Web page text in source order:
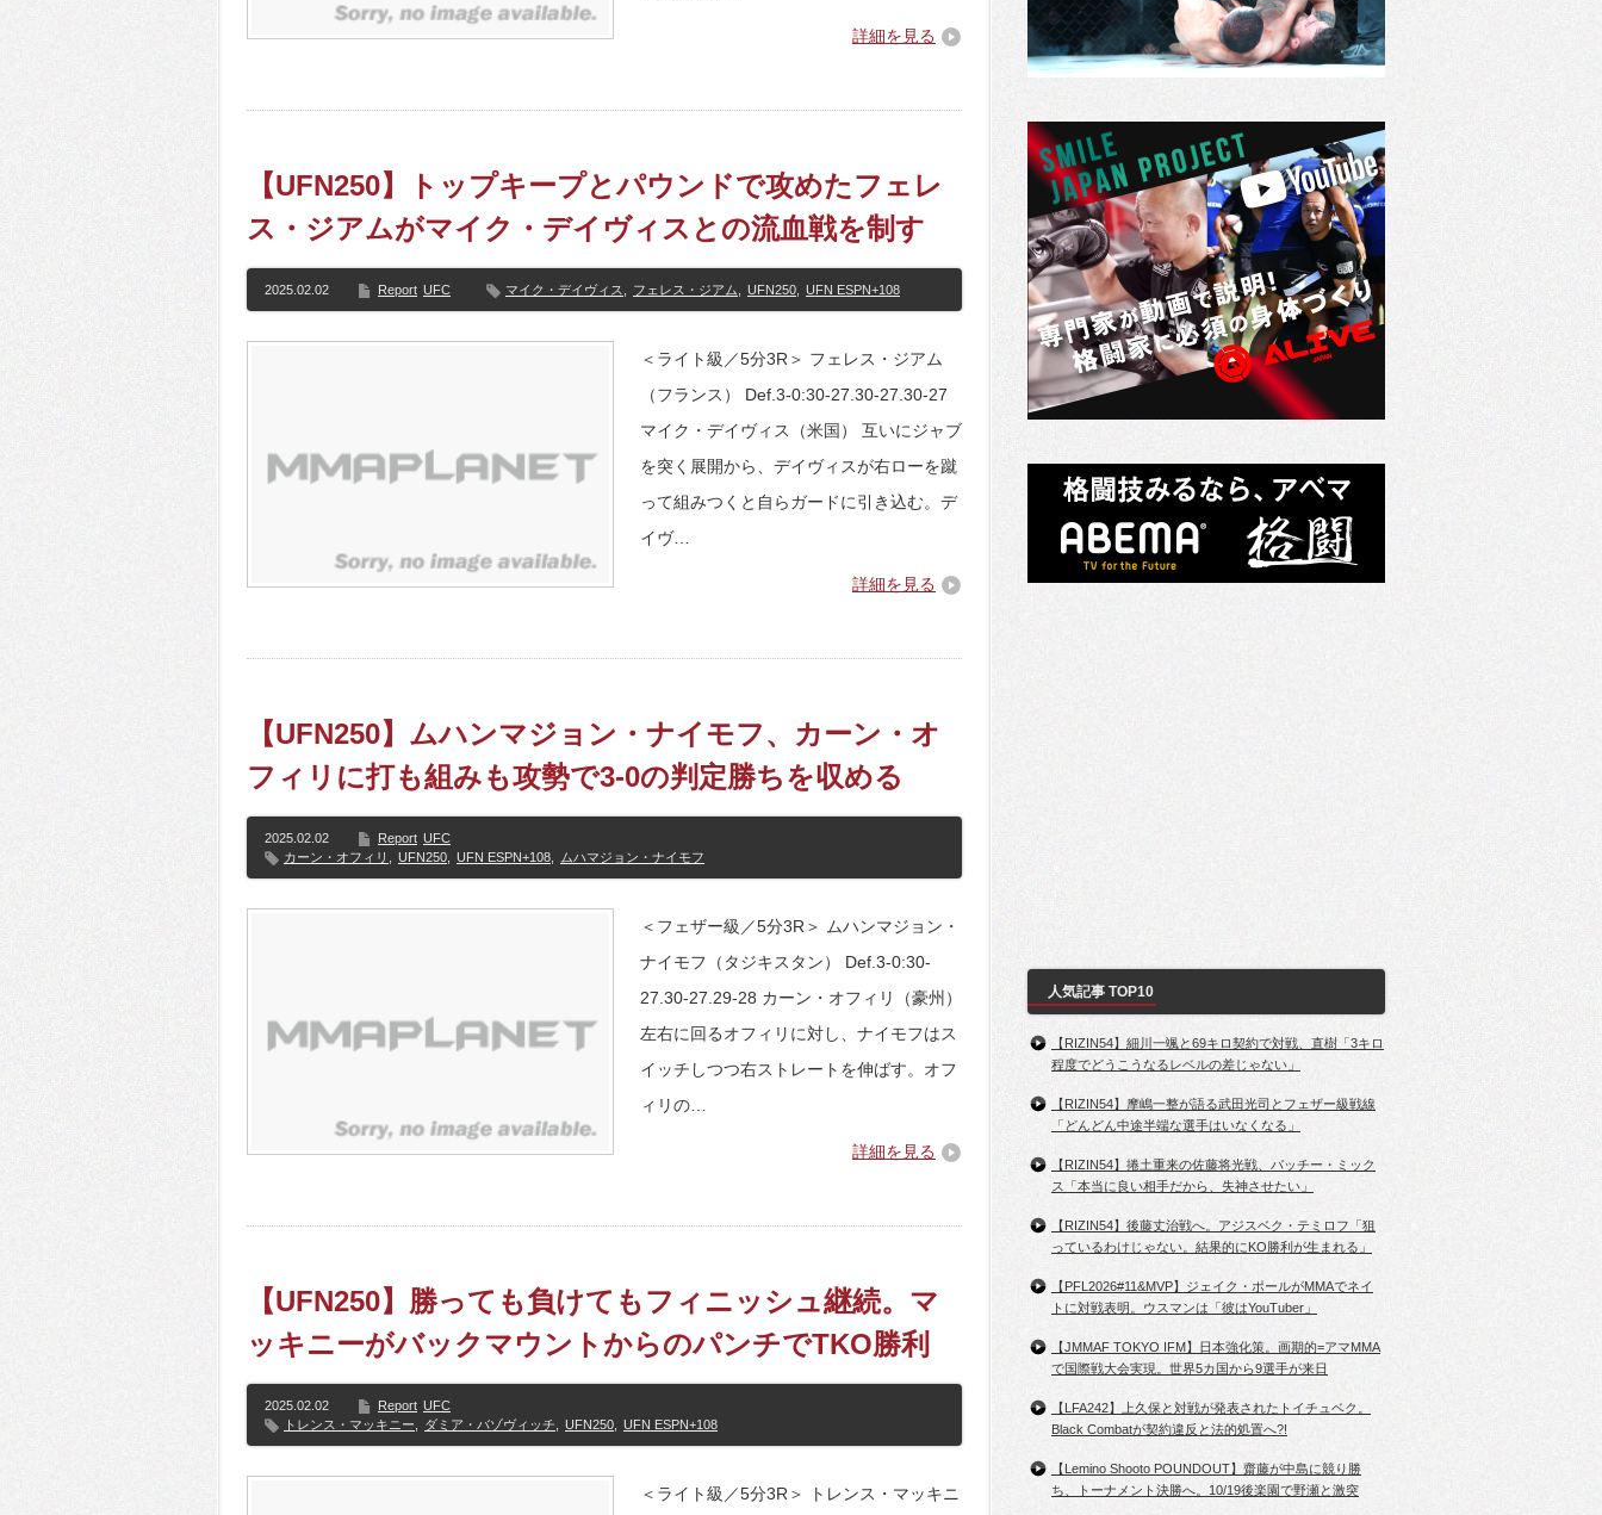
詳細を見る
【UFN250】トップキープとパウンドで攻めたフェレ
ス・ジアムがマイク・デイヴィスとの流血戦を制す
2025.02.02 Report UFC マイク・デイヴィス フェレス・ジアム UFN250 UFN ESPN+108
＜ライト級／5分3R＞ フェレス・ジアム
（フランス） Def.3-0:30-27.30-27.30-27
マイク・デイヴィス（米国） 互いにジャブ
を突く展開から、デイヴィスが右ローを蹴
って組みつくと自らガードに引き込む。デ
イヴ…
詳細を見る
【UFN250】ムハンマジョン・ナイモフ、カーン・オ
フィリに打も組みも攻勢で3-0の判定勝ちを収める
2025.02.02 Report UFC
カーン・オフィリ
UFN250 UFN ESPN+108 ムハマジョン・ナイモフ
＜フェザー級／5分3R＞ ムハンマジョン・
ナイモフ（タジキスタン） Def.3-0:30-
27.30-27.29-28 カーン・オフィリ（豪州）
左右に回るオフィリに対し、ナイモフはス
イッチしつつ右ストレートを伸ばす。オフ
ィリの…
詳細を見る
【UFN250】勝っても負けてもフィニッシュ継続。マ
ッキニーがバックマウントからのパンチでTKO勝利
2025.02.02 Report UFC
トレンス・マッキニー
ダミア・バゾヴィッチ UFN250 UFN ESPN+108
＜ライト級／5分3R＞ トレンス・マッキニ
人気記事 TOP10
【RIZIN54】細川一颯と69キロ契約で対戦、直樹「3キロ
程度でどうこうなるレベルの差じゃない」
【RIZIN54】摩嶋一整が語る武田光司とフェザー級戦線
「どんどん中途半端な選手はいなくなる」
【RIZIN54】捲土重来の佐藤将光戦、パッチー・ミック
ス「本当に良い相手だから、失神させたい」
【RIZIN54】後藤丈治戦へ。アジスベク・テミロフ「狙
っているわけじゃない。結果的にKO勝利が生まれる」
【PFL2026#11&MVP】ジェイク・ポールがMMAでネイ
トに対戦表明。ウスマンは「彼はYouTuber」
【JMMAF TOKYO IFM】日本強化策。画期的=アマMMA
で国際戦大会実現。世界5カ国から9選手が来日
【LFA242】上久保と対戦が発表されたトイチュベク。
Black Combatが契約違反と法的処置へ?!
【Lemino Shooto POUNDOUT】齋藤が中島に競り勝
ち、トーナメント決勝へ。10/19後楽園で野瀬と激突